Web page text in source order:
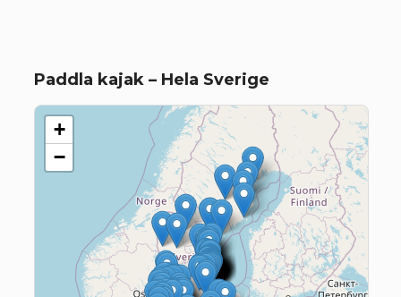
Paddla kajak – Hela Sverige
+
−